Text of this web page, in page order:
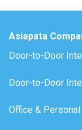
Asiapata
Door-to-Door
Door-to-Door
Office &